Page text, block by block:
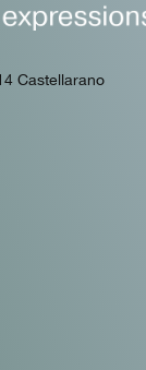
Castellarano